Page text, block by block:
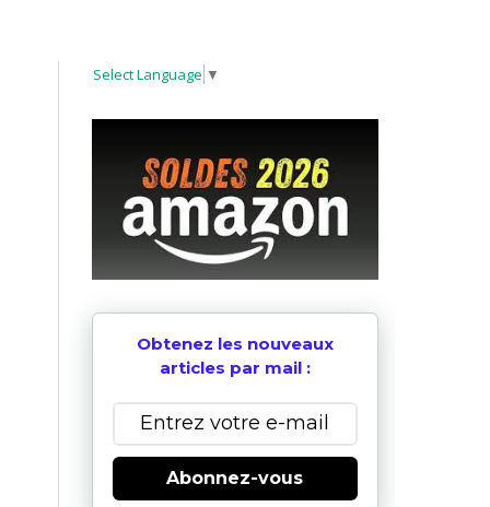
Select Language ▼
Obtenez les nouveaux
articles par mail :
Abonnez-vous